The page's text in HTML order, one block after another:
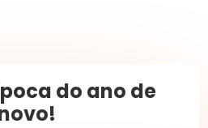
do ano de